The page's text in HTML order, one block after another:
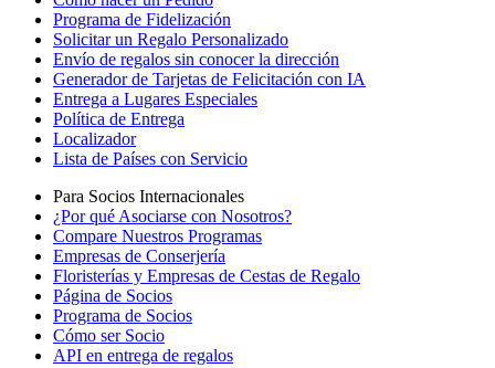
Programa de Fidelización
Solicitar un Regalo Personalizado
Envío de regalos sin conocer la dirección
Generador de Tarjetas de Felicitación con IA
Entrega a Lugares Especiales
Política de Entrega
Localizador
Lista de Países con Servicio
Para Socios Internacionales
¿Por qué Asociarse con Nosotros?
Compare Nuestros Programas
Empresas de Conserjería
Floristerías y Empresas de Cestas de Regalo
Página de Socios
Programa de Socios
Cómo ser Socio
API en entrega de regalos